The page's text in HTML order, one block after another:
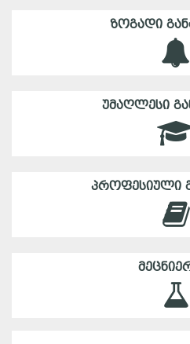
ᲖᲝᲒᲐᲓᲘ
ᲣᲛᲐᲦᲚᲔᲡᲘ
ᲞᲠᲝᲤᲔᲡᲘᲣᲚᲘ